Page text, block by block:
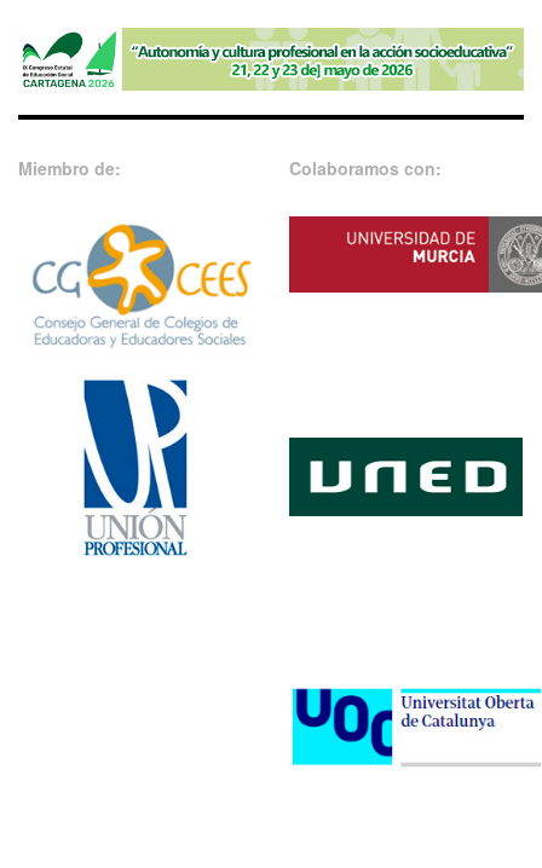
Miembro de: Colaboramos con: